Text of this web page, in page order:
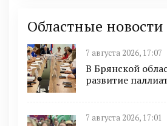
Областные новости
7 августа 2026, 17:07
В Брянской
развитие
7 августа 2026, 17:01